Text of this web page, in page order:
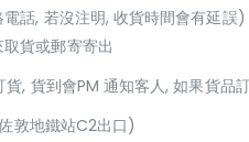
話, 若沒注明, 收貨時間會有延誤)
貨或郵寄寄出
, 貨到會PM 通知客人, 如果貨品
敦地鐵站C2出口)